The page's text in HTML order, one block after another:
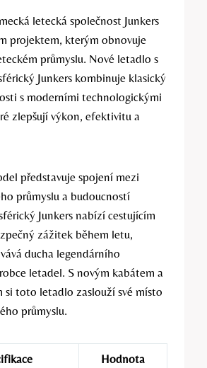
letecká společnost Junkers
projektem, kterým obnovuje
průmyslu. Nové letadlo s
Junkers kombinuje klasický
s moderními technologickými
zlepšují výkon, efektivitu a
představuje spojení mezi
průmyslu a budoucností
Junkers nabízí cestujícím
zážitek během letu,
ducha legendárního
letadel. S novým kabátem a
si toto letadlo zaslouží své místo
průmyslu.
Hodnota